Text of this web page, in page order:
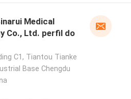
Medical
Co., Ltd. perfil do
C1, Tiantou Tianke
Base Chengdu